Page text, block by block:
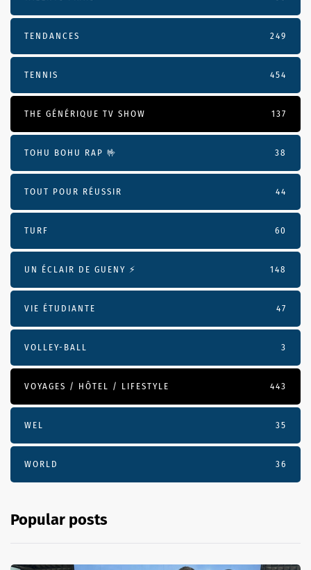
TENDANCES 249
TENNIS 454
THE GÉNÉRIQUE TV SHOW 137
TOHU BOHU RAP 🤟 38
TOUT POUR RÉUSSIR 44
TURF 60
UN ÉCLAIR DE GUENY ⚡️ 148
VIE ÉTUDIANTE 47
VOLLEY-BALL 3
VOYAGES / HÔTEL / LIFESTYLE 443
WEL 35
WORLD 36
Popular posts